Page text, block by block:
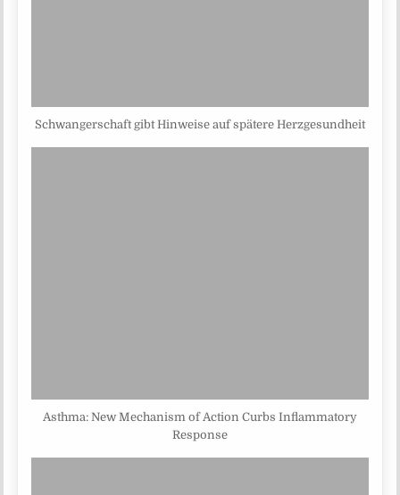
Schwangerschaft gibt Hinweise auf spätere Herzgesundheit
Asthma: New Mechanism of Action Curbs Inflammatory
Response